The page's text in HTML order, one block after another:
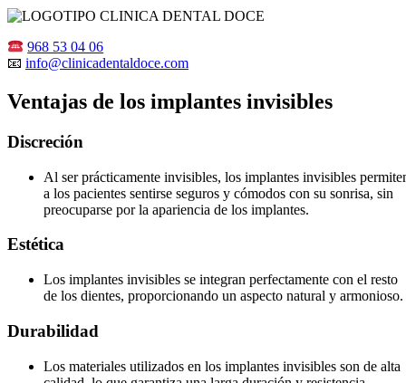
968 53 04 06
📧 info@clinicadentaldoce.com
Ventajas de los implantes invisibles
Discreción
Al ser prácticamente invisibles, los implantes invisibles
a los pacientes sentirse seguros y cómodos con su sonrisa, sin
preocuparse por la apariencia de los implantes.
Estética
Los implantes invisibles se integran perfectamente con el resto
de los dientes, proporcionando un aspecto natural y armonioso.
Durabilidad
Los materiales utilizados en los implantes invisibles son de alta